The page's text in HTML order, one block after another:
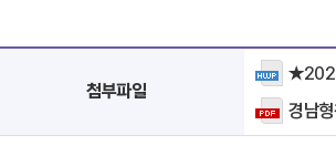
첨부파일
경남